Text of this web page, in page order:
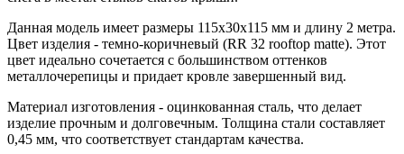
Данная модель имеет размеры 115х30х115 мм и длину 2 метра.
Цвет изделия - темно-коричневый (RR 32 rooftop matte). Этот
цвет идеально сочетается с большинством оттенков
металлочерепицы и придает кровле завершенный вид.
Материал изготовления - оцинкованная сталь, что делает
изделие прочным и долговечным. Толщина стали составляет
0,45 мм, что соответствует стандартам качества.